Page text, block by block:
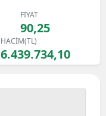
Antalya
Artvin
FİYAT
90,25
HACİM(TL)
6.439.734,10